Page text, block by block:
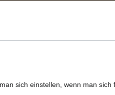
sich einstellen, wenn man sich